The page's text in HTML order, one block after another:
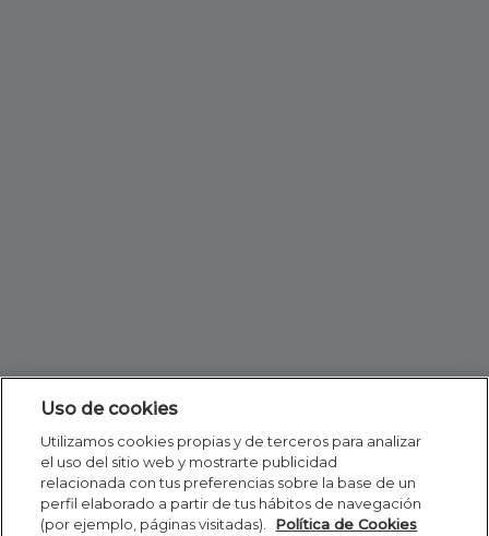
Uso de cookies
Utilizamos cookies propias y de terceros para analizar
el uso del sitio web y mostrarte publicidad
relacionada con tus preferencias sobre la base de un
perfil elaborado a partir de tus hábitos de navegación
(por ejemplo, páginas visitadas).
Política de Cookies